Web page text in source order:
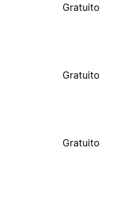
Gratuito
Gratuito
Gratuito